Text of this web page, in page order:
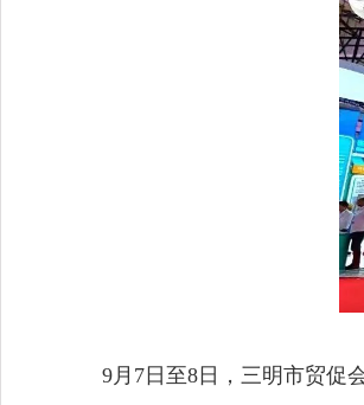
9月7日至8日，三明市贸促